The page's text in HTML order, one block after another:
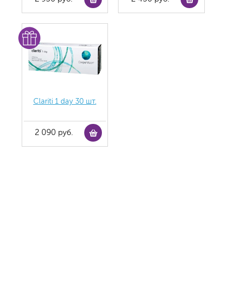
Clariti 1 day 30 шт.
2 090 руб.